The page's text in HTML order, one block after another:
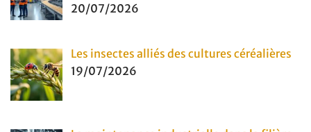
20/07/2026
Les insectes alliés des cultures céréalières
19/07/2026